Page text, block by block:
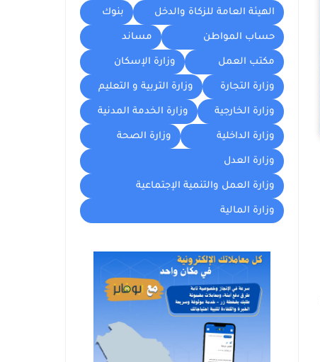
الهيئة العامة للزكاة والدخل بنوك
حساب المواطن مساند
مكتب العمل وزارة الإسكان
وزارة التجارة وزارة التربية و التعليم
وزارة الخارجية وزارة الخدمة المدنية
وزارة الداخلية وزارة الصحة
وزارة العدل
وزارة العمل والتنمية الإجتماعية
وزارة المالية